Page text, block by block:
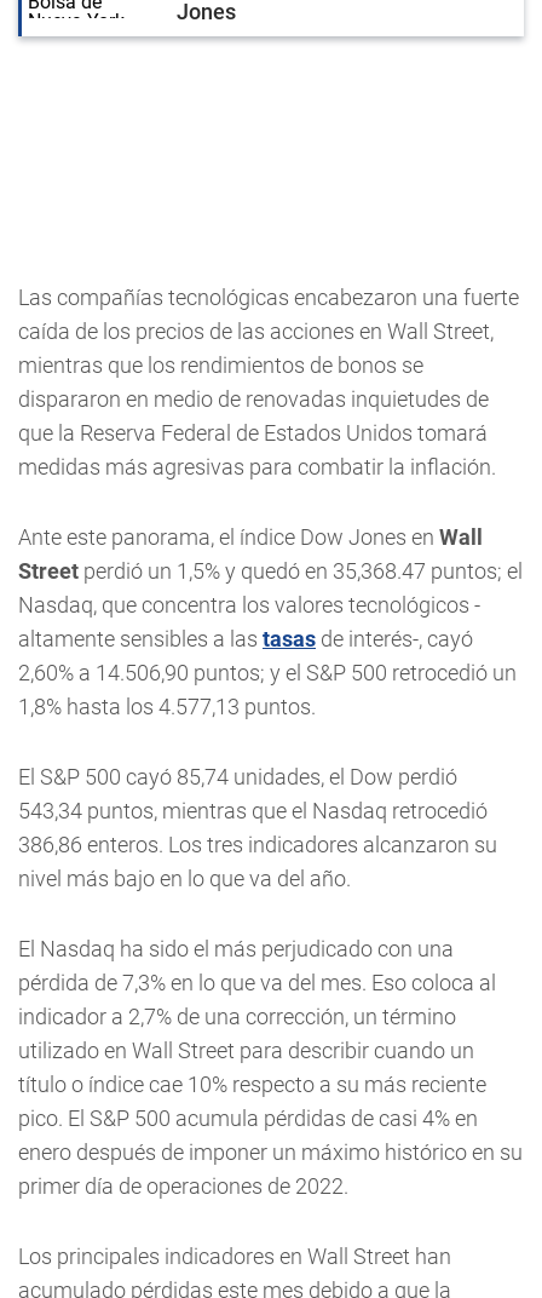
Jones
Las compañías tecnológicas encabezaron una fuerte
caída de los precios de las acciones en Wall Street,
mientras que los rendimientos de bonos se
dispararon en medio de renovadas inquietudes de
que la Reserva Federal de Estados Unidos tomará
medidas más agresivas para combatir la inflación.
Ante este panorama, el índice Dow Jones en Wall
Street perdió un 1,5% y quedó en 35,368.47 puntos; el
Nasdaq, que concentra los valores tecnológicos -
altamente sensibles a las tasas de interés-, cayó
2,60% a 14.506,90 puntos; y el S&P 500 retrocedió un
1,8% hasta los 4.577,13 puntos.
El S&P 500 cayó 85,74 unidades, el Dow perdió
543,34 puntos, mientras que el Nasdaq retrocedió
386,86 enteros. Los tres indicadores alcanzaron su
nivel más bajo en lo que va del año.
El Nasdaq ha sido el más perjudicado con una
pérdida de 7,3% en lo que va del mes. Eso coloca al
indicador a 2,7% de una corrección, un término
utilizado en Wall Street para describir cuando un
título o índice cae 10% respecto a su más reciente
pico. El S&P 500 acumula pérdidas de casi 4% en
enero después de imponer un máximo histórico en su
primer día de operaciones de 2022.
Los principales indicadores en Wall Street han
acumulado pérdidas este mes debido a que la